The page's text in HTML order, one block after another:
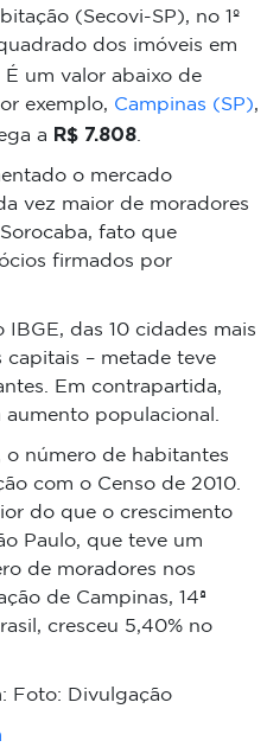
(Secovi-SP), no 1º
dos imóveis em
É um valor abaixo de
exemplo, Campinas (SP),
a R$ 7.808.
o mercado
vez maior de moradores
, fato que
firmados por
das 10 cidades mais
– metade teve
Em contrapartida,
populacional.
o número de habitantes
com o Censo de 2010.
do que o crescimento
Paulo, que teve um
de moradores nos
de Campinas, 14ª
cresceu 5,40% no
Foto: Divulgação